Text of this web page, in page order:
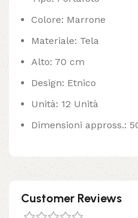
Colore: Marrone
Materiale: Tela
Alto: 70 cm
Design: Etnico
Unità: 12 Unità
Dimensioni appross.:
Customer Reviews